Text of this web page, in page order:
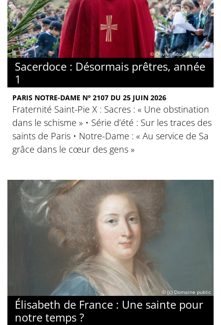
© Olivier Roux de Bézieux
Sacerdoce : Désormais prêtres, année
1
PARIS NOTRE-DAME N° 2107 DU 25 JUIN 2026
Fraternité Saint-Pie X : Sacres : « Une obstination
dans le schisme » • Série d’été : Sur les traces des
saints de Paris • Notre-Dame : « Au service de Sa
grâce dans le cœur des gens »
© (c) Domaine public
Élisabeth de France : Une sainte pour
notre temps ?